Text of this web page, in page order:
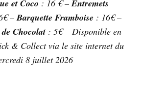
et Coco : 16 € –Entremets
–Barquette Framboise : 16€ –
Chocolat : 5€ – Disponible en
& Collect via le site internet du
8 juillet 2026